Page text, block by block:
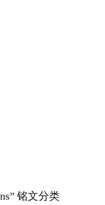
铭文分类